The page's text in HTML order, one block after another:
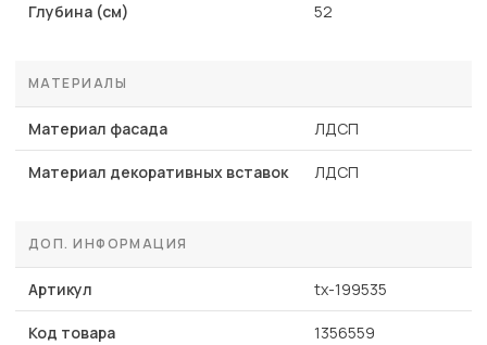
Глубина (см) 52
МАТЕРИАЛЫ
Материал фасада ЛДСП
Материал декоративных вставок ЛДСП
ДОП. ИНФОРМАЦИЯ
Артикул tx-199535
Код товара 1356559